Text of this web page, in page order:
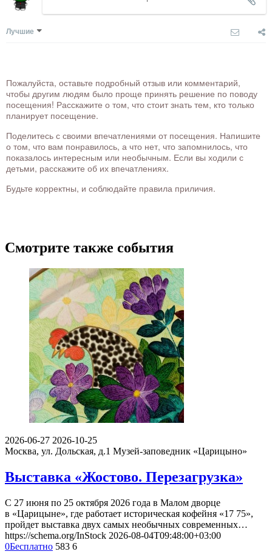
Лучшие
Пожалуйста, оставьте подробный отзыв или комментарий,
чтобы другим людям было проще принять решение по поводу
посещения! Расскажите о том, что стоит знать тем, кто только
планирует посещение.
Поделитесь с своими впечатлениями от посещения. Напишите
о том, что вам понравилось, а что нет, что запомнилось, что
показалось интересным или необычным. Если вы ходили с
детьми, расскажите об их впечатлениях.
Будьте корректны, и соблюдайте правила приличия.
Смотрите также события
2026-06-27 2026-10-25
Москва, ул. Дольская, д.1 Музей-заповедник «Царицыно»
Выставка «Жостово. Перезагрузка»
С 27 июня по 25 октября 2026 года в Малом дворце
в «Царицыне», где работает историческая кофейня «17 75»,
пройдет выставка двух самых необычных современных…
https://schema.org/InStock 2026-08-04T09:48:00+03:00
0Бесплатно 583 6